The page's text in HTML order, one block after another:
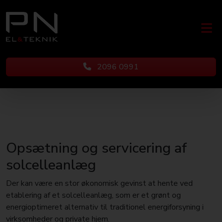
2096 0991
Opsætning og servicering af
solcelleanlæg
Der kan være en stor økonomisk gevinst at hente ved
etablering af et solcelleanlæg, som er et grønt og
energioptimeret alternativ til traditionel energiforsyning i
virksomheder og private hjem.